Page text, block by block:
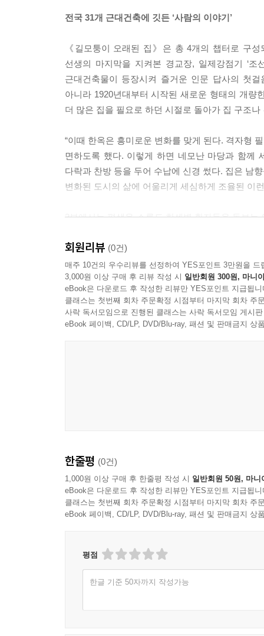
택촌은 가회동, 익선동, 체부동, 삼청동, 계동, 재
요즘 핫한 동네로 불리는 익선동 166번지 한옥촌
후손들이 살던 누동궁이 있던 자리다. 정세권이
계획주거지라 할 수 있다
--- p.27~28
조선주택영단을 이어받은 대한주택영단은 적극
어낸 듯 똑같은 양옥집들이 들어섰다. 집들은 9평
여기에 50%를 더해 9평으로 결정되었다.
부담하면 희망주택이었다.
북악산, 인왕산, 남산과 함께 한양도성이 지나는
세우고 그 위에 작은 이층집을 연결해서 앉힌 형
앞집 지붕 너머로 환한 전망을 가질 수 있었던 것이
두 평등하다. 나무 한 그루가 긴 강물처럼 하염없
수많은 ‘집’ 그림은 화가가 살아온 여러 ‘집’에서
기도 했고 한때는 가족들이 사는 명륜동집 근처
전국 31개 근대건축에 깃든 ‘사람의 이야기’
《길모퉁이 오래된 집》은 총 4개의 챕터로 구
선생의 마지막을 지켜본 경교장, 일제강점기 ‘
근대건축물이 등장시켜 즐거운 인문 답사의 첫
아니라 1920년대부터 시작된 새로운 형태의 개량
더 많은 집을 필요로 하던 시절로 돌아가 집 구조
“이때 한옥은 흥미로운 변화를 맞게 된다. 격자형
면하도록 했다. 이렇게 하면 네모난 마당과 함께
다락과 찬방 등을 두어 수납에 신경 썼다. 집은 남
변화된 도시의 삶에 어울리게 세심하게 조율된 이
2부에서는 평생을 소록도 한센병 환자들을 돌보
장욱진 가옥, 부동산 개발논리에 밀려 안타깝게
3부에서는 누군가의 아픈 마음을 어루만져주던
염부들의 땀과 눈물의 흔적인 인천 소래포구 소
서린 군산 이영춘 가옥, 3대에 이어 다른 이의 손
기이한 것들을 꺼내 보인다. 누군가에겐 날카롭
곁의 오래된 근대건축물은 역사의 비극을 껴안고
채 사람과 함께 늙어간다.
가치를 명쾌하게 말하지 못했던 근대 시기의 건축
평범한 사람이 살아온 집들이 대부분입니다. 지
회원리뷰 (0건)
매주 10건의 우수리뷰를 선정하여 YES포인트 3만원을 드
3,000원 이상 구매 후 리뷰 작성 시 일반회원 300원, 마니
eBook은 다운로드 후 작성한 리뷰만 YES포인트 지급됩니
클래스는 첫번째 회차 주문확정 시점부터 마지막 회차 주
사락 독서모임으로 진행된 클래스는 사락 독서모임 게시
eBook 페이백, CD/LP, DVD/Blu-ray, 패션 및 판매금지 상
한줄평 (0건)
1,000원 이상 구매 후 한줄평 작성 시 일반회원 50원, 마니
eBook은 다운로드 후 작성한 리뷰만 YES포인트 지급됩니
클래스는 첫번째 회차 주문확정 시점부터 마지막 회차 주
eBook 페이백, CD/LP, DVD/Blu-ray, 패션 및 판매금지 상
평점
한글 기준 50자까지 작성가능